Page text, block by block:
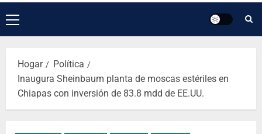
Hogar
Política
Inaugura Sheinbaum planta de moscas estériles en
Chiapas con inversión de 83.8 mdd de EE.UU.